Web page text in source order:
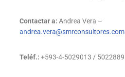
Contactar a: Andrea Vera –
andrea.vera@smrconsultores.com
Teléf.: +593-4-5029013 / 5022889